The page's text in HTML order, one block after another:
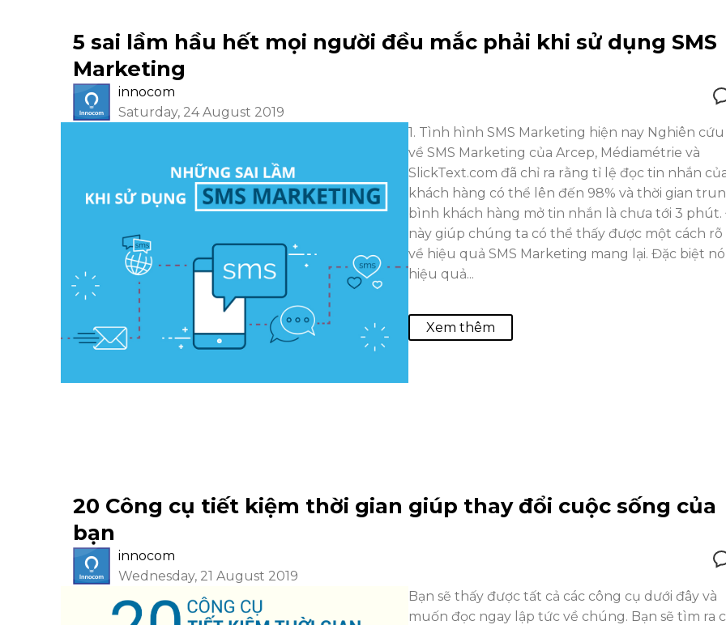
5 sai lầm hầu hết mọi người đều mắc phải khi sử dụng SMS
Marketing
innocom
Saturday, 24 August 2019
1. Tình hình SMS Marketing hiện nay Nghiên cứu
về SMS Marketing của Arcep, Médiamétrie và
SlickText.com đã chỉ ra rằng tỉ lệ đọc tin nhắn
khách hàng có thể lên đến 98% và thời gian
bình khách hàng mở tin nhắn là chưa tới 3
này giúp chúng ta có thể thấy được một cách rõ
về hiệu quả SMS Marketing mang lại. Đặc biệt nó
hiệu quả...
Xem thêm
20 Công cụ tiết kiệm thời gian giúp thay đổi cuộc sống của
bạn
innocom
Wednesday, 21 August 2019
Bạn sẽ thấy được tất cả các công cụ dưới đây và
muốn đọc ngay lập tức về chúng. Bạn sẽ tìm ra